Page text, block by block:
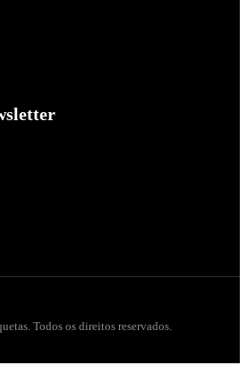
Todos os direitos reservados.